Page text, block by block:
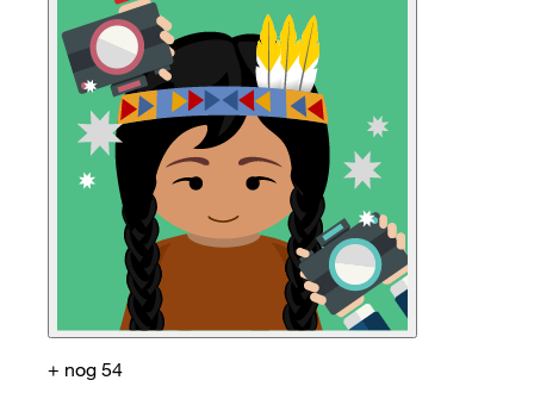
+ nog 54